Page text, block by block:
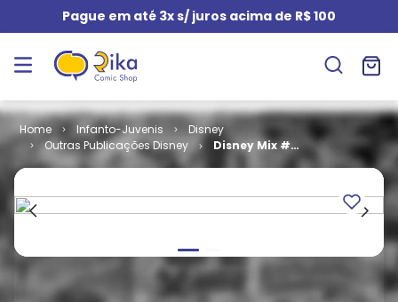
Pague em até 3x s/ juros acima de R$ 100
Infanto-Juvenis
Disney
Outras Publicações Disney
Disney Mix #
ORIGINAL